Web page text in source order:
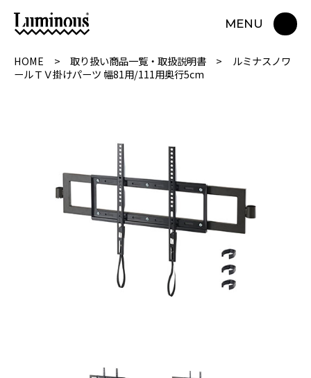
MENU
HOME 取り扱い商品一覧・取扱説明書
ルミナスノワ
ールＴＶ掛けパーツ 幅81用/111用奥行5cm